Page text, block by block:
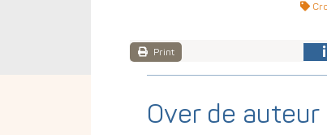
Print
Over de auteur